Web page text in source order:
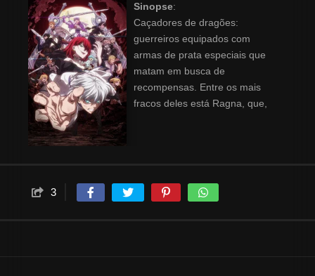
Sinopse:
Caçadores de dragões:
guerreiros equipados com
armas de prata especiais que
matam em busca de
recompensas. Entre os mais
fracos deles está Ragna, que,
que já acumulou inúmeros
abates. Tudo que Ragna deseja
3